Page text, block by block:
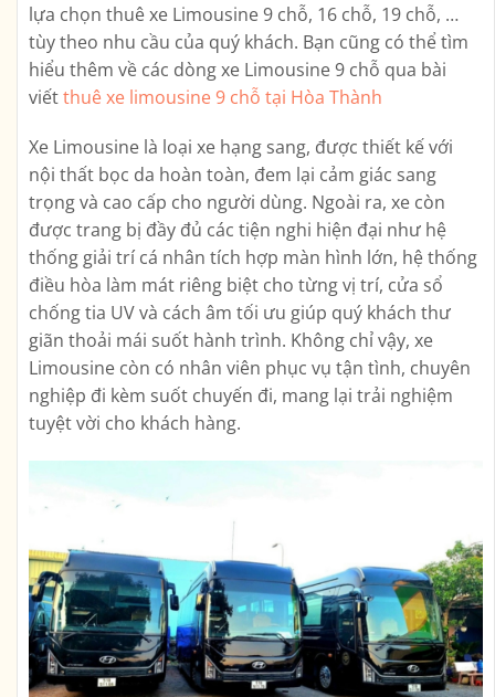
lựa chọn thuê xe Limousine 9 chỗ, 16 chỗ, 19 chỗ, …
tùy theo nhu cầu của quý khách. Bạn cũng có thể tìm
hiểu thêm về các dòng xe Limousine 9 chỗ qua bài
viếtthuê xe limousine 9 chỗ tại Hòa Thành
Xe Limousine là loại xe hạng sang, được thiết kế với
nội thất bọc da hoàn toàn, đem lại cảm giác sang
trọng và cao cấp cho người dùng. Ngoài ra, xe còn
được trang bị đầy đủ các tiện nghi hiện đại như hệ
thống giải trí cá nhân tích hợp màn hình lớn, hệ thống
điều hòa làm mát riêng biệt cho từng vị trí, cửa sổ
chống tia UV và cách âm tối ưu giúp quý khách thư
giãn thoải mái suốt hành trình. Không chỉ vậy, xe
Limousine còn có nhân viên phục vụ tận tình, chuyên
nghiệp đi kèm suốt chuyến đi, mang lại trải nghiệm
tuyệt vời cho khách hàng.